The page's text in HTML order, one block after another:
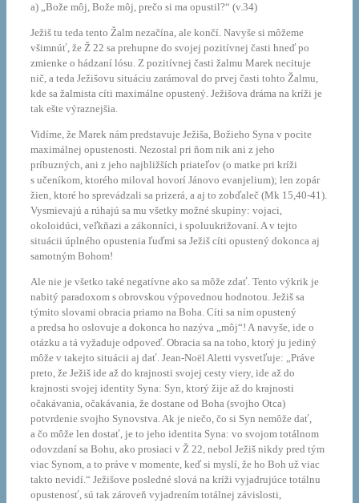
a) „Bože môj, Bože môj, prečo si ma opustil?“ (v.34)
Ježiš tu teda tento Žalm nezačína, ale končí. Navyše si môžeme
všimnúť, že Ž 22 sa prehupne do svojej pozitívnej časti hneď po
zmienke o hádzaní lósu. Z pozitívnej časti žalmu Marek necituje
nič, a teda Ježišovu situáciu zarámoval do prvej časti tohto Žalmu,
kde sa žalmista cíti maximálne opustený. Ježišova dráma na kríži je
tak ešte výraznejšia.
Vidíme, že Marek nám predstavuje Ježiša, Božieho Syna v pocite
maximálnej opustenosti. Nezostal pri ňom nik ani z jeho
príbuzných, ani z jeho najbližších priateľov (o matke pri kríži
s učeníkom, ktorého miloval hovorí Jánovo evanjelium); len zopár
žien, ktoré ho sprevádzali sa prizerá, a aj to zobďaleč (Mk 15,40-41).
Vysmievajú a rúhajú sa mu všetky možné skupiny: vojaci,
okoloidúci, veľkňazi a zákonníci, i spoluukrižovaní. A v tejto
situácii úplného opustenia ľuďmi sa Ježiš cíti opustený dokonca aj
samotným Bohom!
Ale nie je všetko také negatívne ako sa môže zdať. Tento výkrik je
nabitý paradoxom s obrovskou výpovednou hodnotou. Ježiš sa
týmito slovami obracia priamo na Boha. Cíti sa ním opustený
a predsa ho oslovuje a dokonca ho nazýva „môj“! A navyše, ide o
otázku a tá vyžaduje odpoveď. Obracia sa na toho, ktorý ju jediný
môže v takejto situácii aj dať. Jean-Noël Aletti vysvetľuje: „Práve
preto, že Ježiš ide až do krajnosti svojej cesty viery, ide až do
krajnosti svojej identity Syna: Syn, ktorý žije až do krajnosti
očakávania, očakávania, že dostane od Boha (svojho Otca)
potvrdenie svojho Synovstva. Ak je niečo, čo si Syn nemôže dať,
a čo môže len dostať, je to jeho identita Syna: vo svojom totálnom
odovzdaní sa Bohu, ako prosiaci v Ž 22, nebol Ježiš nikdy pred tým
viac Synom, a to práve v momente, keď si myslí, že ho Boh už viac
takto nevidí.“ Ježišove posledné slová na kríži vyjadrujúce totálnu
opustenosť, sú tak zároveň vyjadrením totálnej závislosti,